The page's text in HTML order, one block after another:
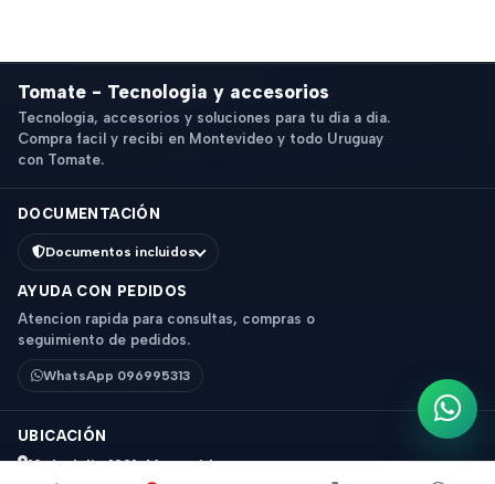
Tomate - Tecnologia y accesorios
Tecnologia, accesorios y soluciones para tu dia a dia.
Compra facil y recibi en Montevideo y todo Uruguay
con Tomate.
DOCUMENTACIÓN
Documentos incluidos
AYUDA CON PEDIDOS
Atencion rapida para consultas, compras o
seguimiento de pedidos.
WhatsApp 096995313
UBICACIÓN
18 de Julio 1831, Montevideo